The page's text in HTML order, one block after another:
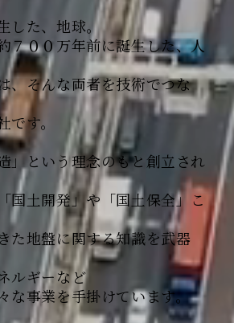
した、地球。
７００万年前に誕生した、人
、そんな両者を技術でつな
す。
」という理念のもと創立され
国土開発」や「国土保全」こ
た地盤に関する知識を武器
ルギーなど
な事業を手掛けています。